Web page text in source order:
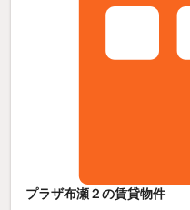
プラザ布瀬２の賃貸物件